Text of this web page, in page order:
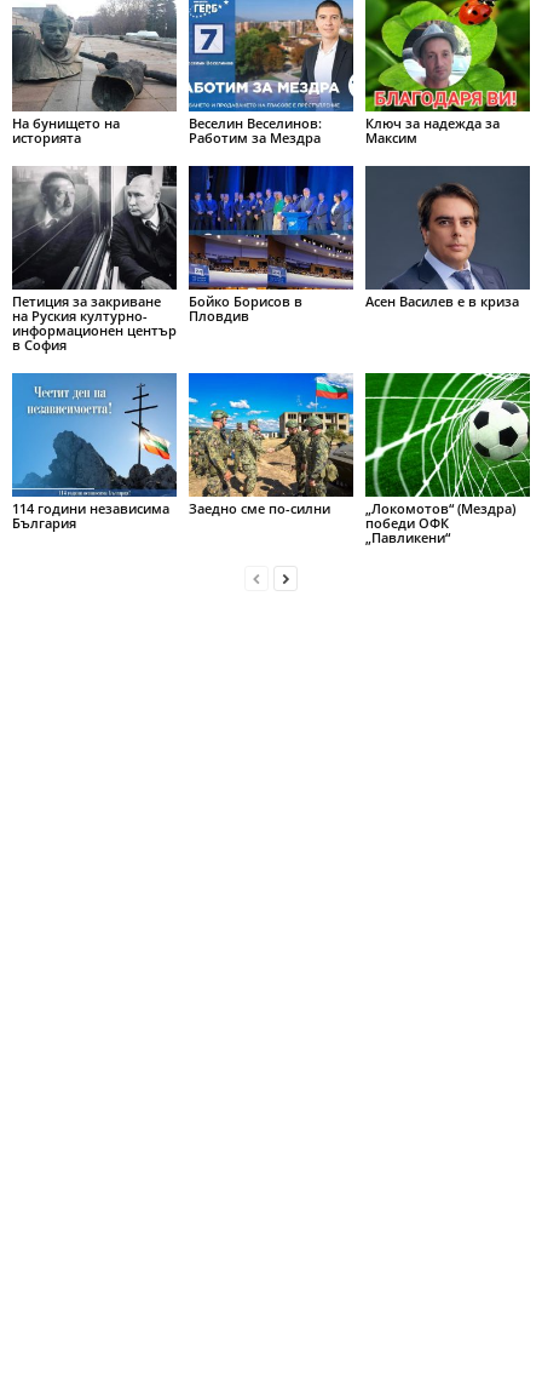
На бунището на
историята
Веселин Веселинов:
Работим за Мездра
Ключ за надежда за
Максим
Петиция за закриване
на Руския културно-
информационен център
в София
Бойко Борисов в
Пловдив
Асен Василев е в криза
114 години независима
България
Заедно сме по-силни
„Локомотов“ (Мездра)
победи ОФК
„Павликени“